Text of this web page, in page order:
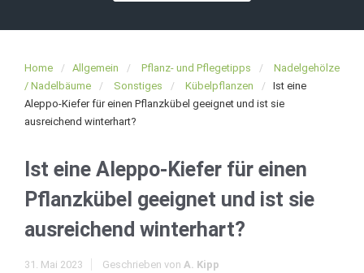
Home Allgemein Pflanz- und Pflegetipps
Nadelgehölze
/ Nadelbäume
Sonstiges Kübelpflanzen
Ist eine
Aleppo-Kiefer für einen Pflanzkübel geeignet und ist sie
ausreichend winterhart?
Ist eine Aleppo-Kiefer für einen
Pflanzkübel geeignet und ist sie
ausreichend winterhart?
31. Mai 2023 Geschrieben von A. Kipp